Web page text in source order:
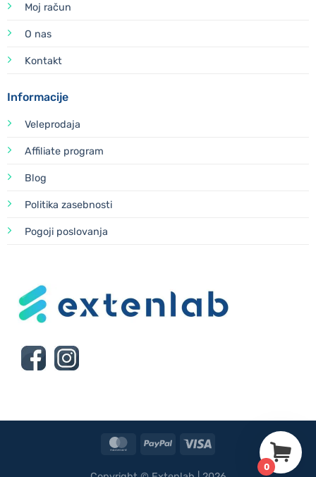
Moj račun
O nas
Kontakt
Informacije
Veleprodaja
Affiliate program
Blog
Politika zasebnosti
Pogoji poslovanja
MasterCardPayPal Visa
0